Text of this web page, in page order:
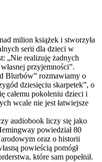
milion książek i stworzyła
serii dla dzieci w
„Nie realizuję żadnych
przyjemności”.
Blurbów” rozmawiamy o
dziesięciu skarpetek”, o
całemu pokoleniu dzieci i
wcale nie jest łatwiejsze
audiobook liczy się jako
powiedział 80
oraz o historii
powieścią pomógł
które sam popełnił.